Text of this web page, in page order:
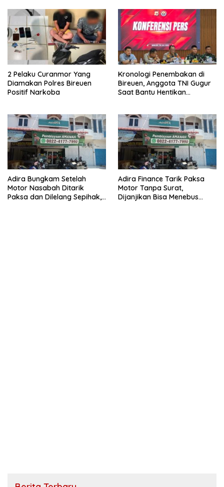
2 Pelaku Curanmor Yang
Diamakan Polres Bireuen
Positif Narkoba
Kronologi Penembakan di
Bireuen, Anggota TNI Gugur
Saat Bantu Hentikan
Adira Bungkam Setelah
Motor Nasabah Ditarik
Paksa dan Dilelang Sepihak,
Adira Finance Tarik Paksa
Motor Tanpa Surat,
Dijanjikan Bisa Menebus